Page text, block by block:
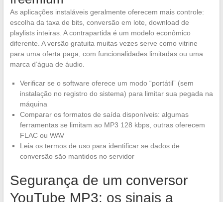
As aplicações instaláveis geralmente oferecem mais controle:
escolha da taxa de bits, conversão em lote, download de
playlists inteiras. A contrapartida é um modelo econômico
diferente. A versão gratuita muitas vezes serve como vitrine
para uma oferta paga, com funcionalidades limitadas ou uma
marca d’água de áudio.
Verificar se o software oferece um modo “portátil” (sem
instalação no registro do sistema) para limitar sua pegada na
máquina
Comparar os formatos de saída disponíveis: algumas
ferramentas se limitam ao MP3 128 kbps, outras oferecem
FLAC ou WAV
Leia os termos de uso para identificar se dados de
conversão são mantidos no servidor
Segurança de um conversor
YouTube MP3: os sinais a